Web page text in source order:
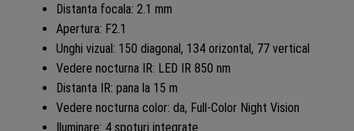
Distanta focala: 2.1 mm
Apertura: F2.1
Unghi vizual: 150 diagonal, 134 orizontal, 77 vertical
Vedere nocturna IR: LED IR 850 nm
Distanta IR: pana la 15 m
Vedere nocturna color: da, Full-Color Night Vision
Iluminare: 4 spoturi integrate